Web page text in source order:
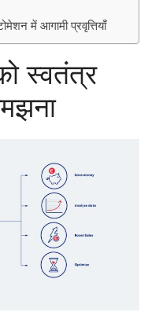
में आगामी प्रवृत्तियाँ
स्वतंत्र